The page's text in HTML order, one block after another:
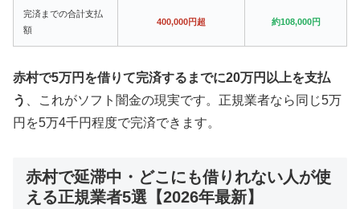
完済までの合計支払
額
400,000円超 約108,000円
赤村で5万円を借りて完済するまでに20万円以上を支払
う
、これがソフト闇金の現実です。正規業者なら同じ5万
円を5万4千円程度で完済できます。
赤村で延滞中・どこにも借りれない人が使
える正規業者5選【2026年最新】